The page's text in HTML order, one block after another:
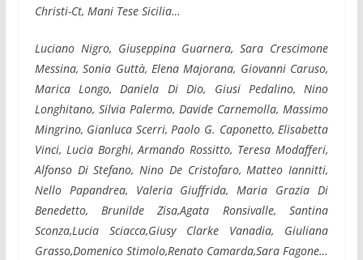
Christi-Ct, Mani Tese Sicilia…
Luciano Nigro, Giuseppina Guarnera, Sara Crescimone
Messina, Sonia Guttà, Elena Majorana, Giovanni Caruso,
Marica Longo, Daniela Di Dio, Giusi Pedalino, Nino
Longhitano, Silvia Palermo, Davide Carnemolla, Massimo
Mingrino, Gianluca Scerri, Paolo G. Caponetto, Elisabetta
Vinci, Lucia Borghi, Armando Rossitto, Teresa Modafferi,
Alfonso Di Stefano, Nino De Cristofaro, Matteo Iannitti,
Nello Papandrea, Valeria Giuffrida, Maria Grazia Di
Benedetto, Brunilde Zisa,Agata Ronsivalle, Santina
Sconza,Lucia Sciacca,Giusy Clarke Vanadia, Giuliana
Grasso,Domenico Stimolo,Renato Camarda,Sara Fagone…